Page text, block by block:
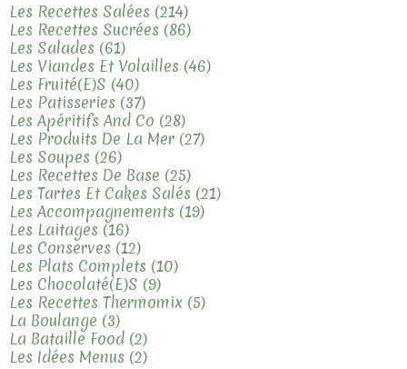
Les Recettes Salées (214)
Les Recettes Sucrées (86)
Les Salades (61)
Les Viandes Et Volailles (46)
Les Fruité(e)s (40)
Les Patisseries (37)
Les Apéritifs And Co (28)
Les Produits De La Mer (27)
Les Soupes (26)
Les Recettes De Base (25)
Les Tartes Et Cakes Salés (21)
Les Accompagnements (19)
Les Laitages (16)
Les Conserves (12)
Les Plats Complets (10)
Les Chocolaté(e)s (9)
Les Recettes Thermomix (5)
La Boulange (3)
La Bataille Food (2)
Les Idées Menus (2)